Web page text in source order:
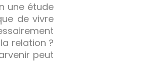
une étude
de vivre
relation ?
peut